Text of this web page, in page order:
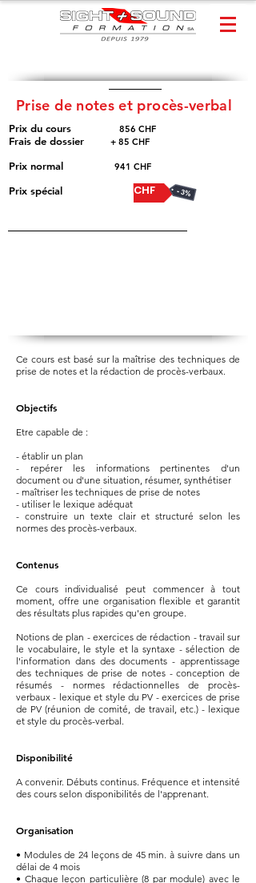
Prise de notes et procès-verbal
Prix du cours 856 CHF
Frais de dossier + 85 CHF
Prix normal 941 CHF
Prix spécial 915 CHF
Ce cours est basé sur la maîtrise des techniques de
prise de notes et la rédaction de procès-verbaux.
Objectifs
Etre capable de :
- établir un plan
- repérer les informations pertinentes d'un
document ou d'une situation, résumer, synthétiser
- maîtriser les techniques de prise de notes
- utiliser le lexique adéquat
- construire un texte clair et structuré selon les
normes des procès-verbaux.
Contenus
Ce cours individualisé peut commencer à tout
moment, offre une organisation flexible et garantit
des résultats plus rapides qu'en groupe.
Notions de plan - exercices de rédaction - travail sur
le vocabulaire, le style et la syntaxe - sélection de
l'information dans des documents - apprentissage
des techniques de prise de notes - conception de
résumés - normes rédactionnelles de procès-
verbaux - lexique et style du PV - exercices de prise
de PV (réunion de comité, de travail, etc.) - lexique
et style du procès-verbal.
Disponibilité
A convenir. Débuts continus. Fréquence et intensité
des cours selon disponibilités de l'apprenant.
Organisation
• Modules de 24 leçons de 45 min. à suivre dans un
délai de 4 mois
• Chaque leçon particulière (8 par module) avec le